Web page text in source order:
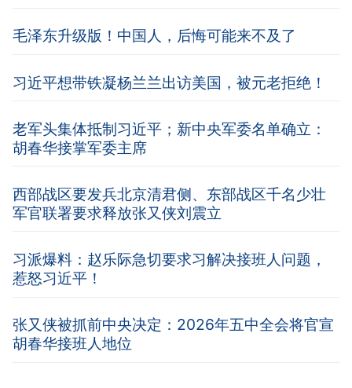
毛泽东升级版！中国人，后悔可能来不及了
习近平想带铁凝杨兰兰出访美国，被元老拒绝！
老军头集体抵制习近平；新中央军委名单确立：
胡春华接掌军委主席
西部战区要发兵北京清君侧、东部战区千名少壮
军官联署要求释放张又侠刘震立
习派爆料：赵乐际急切要求习解决接班人问题，
惹怒习近平！
张又侠被抓前中央决定：2026年五中全会将官宣
胡春华接班人地位